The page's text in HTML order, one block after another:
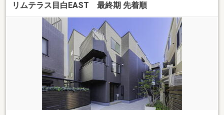
リムテラス目白EAST 最終期 先着順